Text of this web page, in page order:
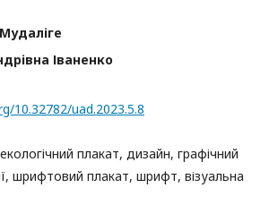
Іваненко
10.32782/uad.2023.5.8
екологічний плакат, дизайн, графічний
шрифтовий плакат, шрифт, візуальна